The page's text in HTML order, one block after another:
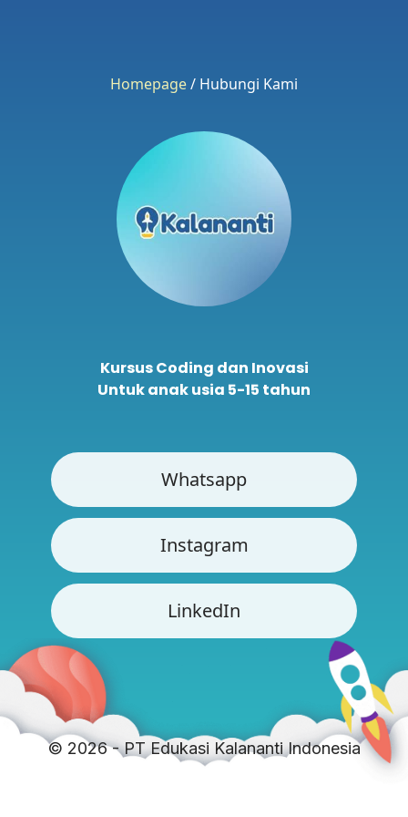
Homepage/ Hubungi Kami
Kursus Coding dan Inovasi
Untuk anak usia 5-15 tahun
Whatsapp
Instagram
LinkedIn
© 2026 - PT Edukasi Kalananti Indonesia